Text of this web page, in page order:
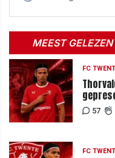
MEEST GELEZEN
FC
57
FC